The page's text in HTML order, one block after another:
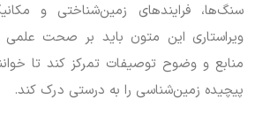
سنگ‌ها، فرایندهای زمین‌شناختی و
ویراستاری این متون باید بر صحت علمی
منابع و وضوح توصیفات تمرکز کند تا
پیچیده زمین‌شناسی را به درستی درک کند.